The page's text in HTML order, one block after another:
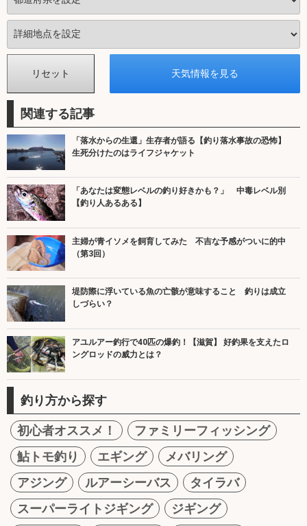
関連する記事
「落水からの生還」生存者が語る【釣り落水事故の恐怖】
生死分けたのはライフジャケット
「あなたは変態レベルの釣り好きかも？」 中毒レベル別
【釣り人あるある】
主婦が青イソメを飼育してみた 不吉な予感がついに的中
（第3回）
堤防際に浮いている魚の亡骸が意味すること 釣りは成立
しづらい？
アユルアー釣行で40匹の爆釣！【滋賀】 好釣果を支えたロ
ングロッドの威力とは？
釣り方から探す
初心者オススメ！
ファミリーフィッシング
鮎トモ釣り
エギング
メバリング
アジング
ルアーシーバス
タイラバ
スーパーライトジギング
ジギング